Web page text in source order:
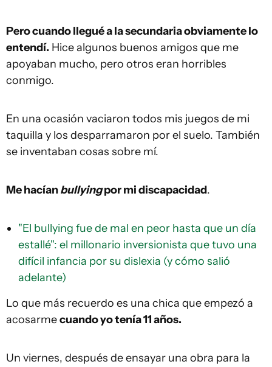
Pero cuando llegué a la secundaria obviamente lo
entendí. Hice algunos buenos amigos que me
apoyaban mucho, pero otros eran horribles
conmigo.
En una ocasión vaciaron todos mis juegos de mi
taquilla y los desparramaron por el suelo. También
se inventaban cosas sobre mí.
Me hacíanbullyingpor mi discapacidad.
"El bullying fue de mal en peor hasta que un día
estallé": el millonario inversionista que tuvo una
difícil infancia por su dislexia (y cómo salió
adelante)
Lo que más recuerdo es una chica que empezó a
acosarmecuando yo tenía 11 años.
Un viernes, después de ensayar una obra para la